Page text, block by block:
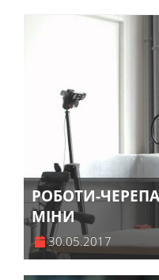
РОБОТИ-
МІНИ
30.05.2017